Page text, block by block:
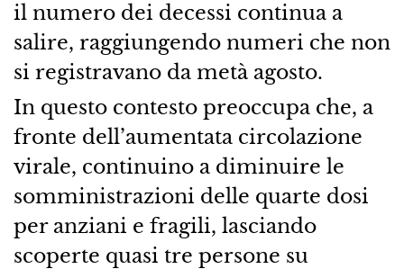
il numero dei decessi continua a
salire, raggiungendo numeri che non
si registravano da metà agosto.
In questo contesto preoccupa che, a
fronte dell’aumentata circolazione
virale, continuino a diminuire le
somministrazioni delle quarte dosi
per anziani e fragili, lasciando
scoperte quasi tre persone su